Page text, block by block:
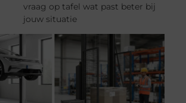
vraag op tafel wat past beter bij
jouw situatie